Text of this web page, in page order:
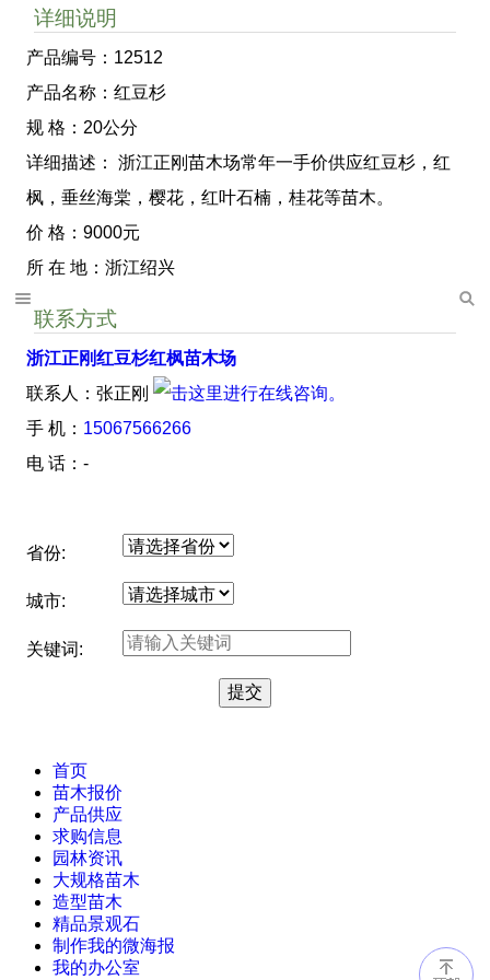
详细说明
产品编号：12512
产品名称：红豆杉
规 格：20公分
详细描述： 浙江正刚苗木场常年一手价供应红豆杉，红
枫，垂丝海棠，樱花，红叶石楠，桂花等苗木。
价 格：9000元
所 在 地：浙江绍兴
联系方式
浙江正刚红豆杉红枫苗木场
联系人：张正刚
手 机： 15067566266
电 话：-
省份:
城市:
关键词:
首页
苗木报价
产品供应
求购信息
园林资讯
大规格苗木
造型苗木
精品景观石
制作我的微海报
我的办公室